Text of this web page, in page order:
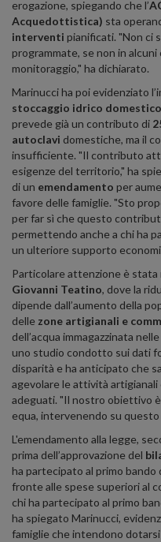
erogazione, spiegando che l’
Acquedottistica) sta
interventi pianificati. "Non ci
programmate, se non in
monitoraggio," ha dichiarato.
Marinucci ha poi evidenziato
stoccaggio idrico domestico
prevede già un contributo di
autoclavi domestiche, ma il
insufficiente. "Il contributo
esigenze del territorio," ha
di un emendamento per
favore delle famiglie. "Sto
per far sì che questo
permettendo anche a chi ha
un ulteriore supporto
Particolare attenzione è stata
Giovanni Teatino, dove la
dipende dall’aumento della
delle zone artigianali e
dell’acqua immagazzinata
uno studio condotto sui dati
disparità e ha anticipato che
agevolare le attività artigianali
adeguati. "Il nostro obiettivo
equa, intervenendo su
L'emendamento alla legge,
prima dell’approvazione del
ha partecipato al primo
fronte alle spese superiori al
chi ha partecipato al primo
ha spiegato Marinucci,
famiglie che intendono